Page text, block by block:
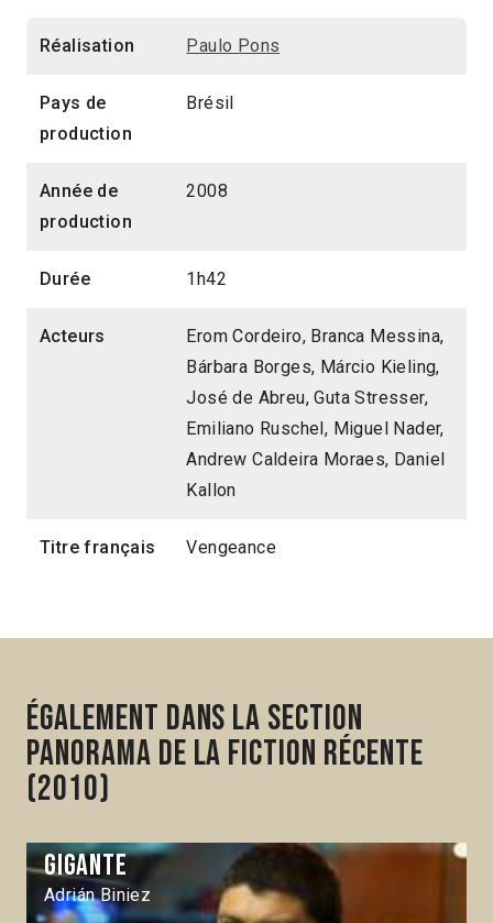
Réalisation Paulo Pons
Pays de
production
Brésil
Année de
production
2008
Durée 1h42
Acteurs
Erom Cordeiro, Branca Messina,
Bárbara Borges, Márcio Kieling,
José de Abreu, Guta Stresser,
Emiliano Ruschel, Miguel Nader,
Andrew Caldeira Moraes, Daniel
Kallon
Titre français Vengeance
Également dans la section
Panorama de la fiction récente
(2010)
Gigante
Adrián Biniez